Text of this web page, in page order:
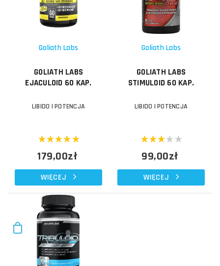
Goliath Labs
GOLIATH LABS
EJACULOID 60 KAP.
LIBIDO I POTENCJA
179,00zł
WIĘCEJ
Goliath Labs
GOLIATH LABS
STIMULOID 60 KAP.
LIBIDO I POTENCJA
99,00zł
WIĘCEJ